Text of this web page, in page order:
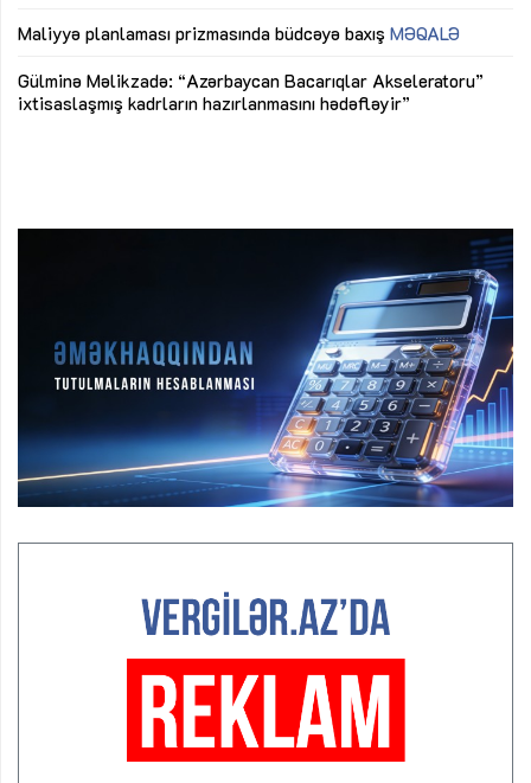
Maliyyə planlaması prizmasında büdcəyə baxış MƏQALƏ
Gülminə Məlikzadə: “Azərbaycan Bacarıqlar Akseleratoru”
ixtisaslaşmış kadrların hazırlanmasını hədəfləyir”